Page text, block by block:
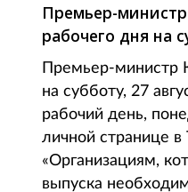
Премьер-
рабочего дня на
Премьер-министр
на субботу, 27
рабочий день,
личной странице в
«Организациям,
выпуска